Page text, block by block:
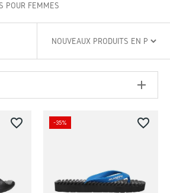
POUR FEMMES
favorite_border -35% favorite_border